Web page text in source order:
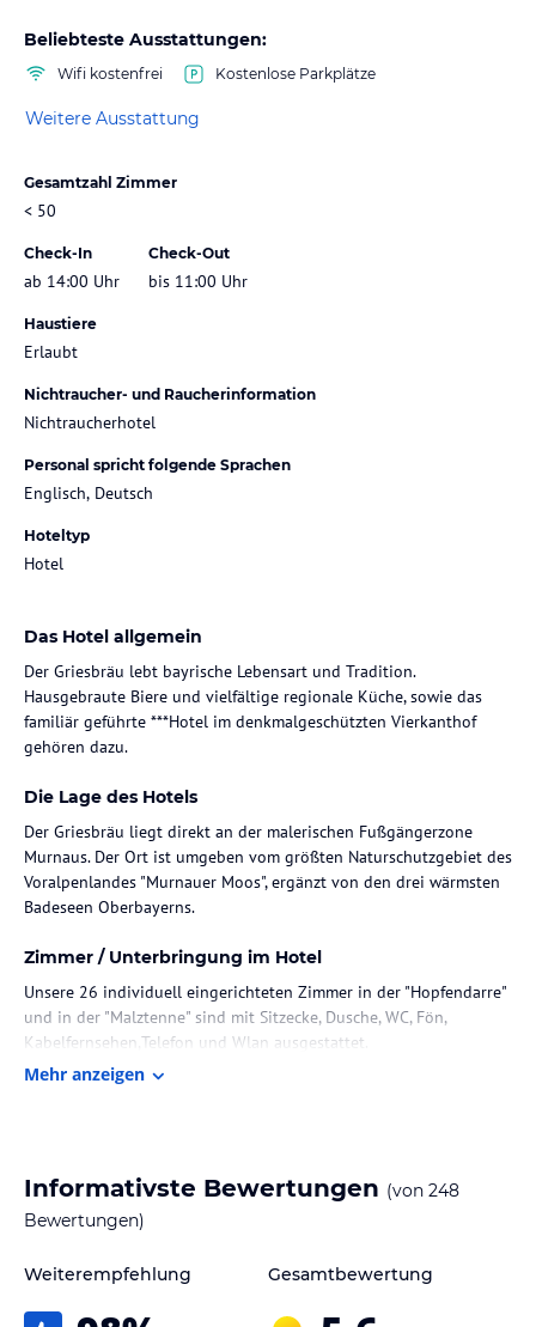
Beliebteste Ausstattungen:
Wifi kostenfrei Kostenlose Parkplätze
Weitere Ausstattung
Gesamtzahl Zimmer
< 50
Check-In
ab 14:00 Uhr
Check-Out
bis 11:00 Uhr
Haustiere
Erlaubt
Nichtraucher- und Raucherinformation
Nichtraucherhotel
Personal spricht folgende Sprachen
Englisch, Deutsch
Hoteltyp
Hotel
Das Hotel allgemein
Der Griesbräu lebt bayrische Lebensart und Tradition.
Hausgebraute Biere und vielfältige regionale Küche, sowie das
familiär geführte ***Hotel im denkmalgeschützten Vierkanthof
gehören dazu.
Die Lage des Hotels
Der Griesbräu liegt direkt an der malerischen Fußgängerzone
Murnaus. Der Ort ist umgeben vom größten Naturschutzgebiet des
Voralpenlandes "Murnauer Moos", ergänzt von den drei wärmsten
Badeseen Oberbayerns.
Zimmer / Unterbringung im Hotel
Unsere 26 individuell eingerichteten Zimmer in der "Hopfendarre"
und in der "Malztenne" sind mit Sitzecke, Dusche, WC, Fön,
Kabelfernsehen,Telefon und Wlan ausgestattet.
im Brauereigasthof "die Bierstube" erwartet Sie eine vielfältige
und gehobene bürgerliche Küche, dazu gehören auch
vegetarische und vitale Gerichte, mit Berücksichtigung des
unseren Gerichten großen Wert auf Frische und hochwertige
Mehr anzeigen
Informativste Bewertungen (von 248
Bewertungen)
Weiterempfehlung Gesamtbewertung